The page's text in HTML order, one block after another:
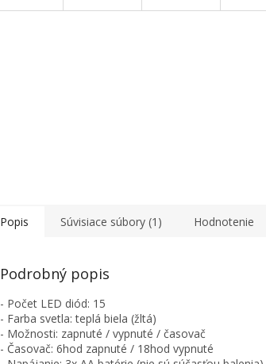
Popis Súvisiace súbory (1) Hodnotenie
Podrobný popis
- Počet LED diód: 15
- Farba svetla: teplá biela (žltá)
- Možnosti: zapnuté / vypnuté / časovač
- Časovač: 6hod zapnuté / 18hod vypnuté